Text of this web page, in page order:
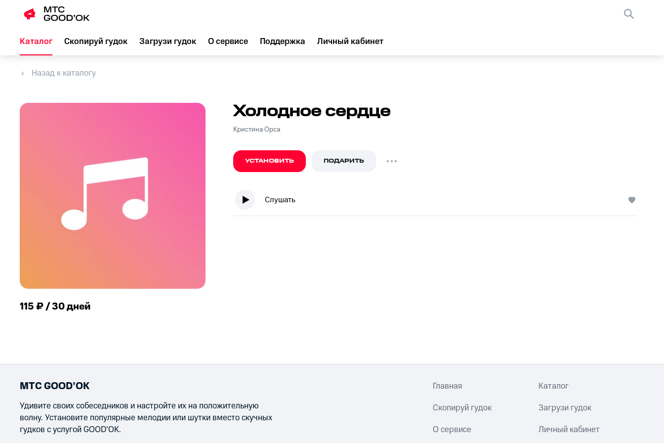
Каталог Скопируй гудок Загрузи гудок О сервисе Поддержка Личный кабинет
Назад к каталогу
115 ₽ / 30 дней
Холодное сердце
Кристина Орса
УСТАНОВИТЬ ПОДАРИТЬ
Слушать
МТС GOOD’OK
Удивите своих собеседников и настройте их на положительную
волну. Установите популярные мелодии или шутки вместо скучных
гудков с услугой GOOD’OK.
Главная Каталог
Скопируй гудок Загрузи гудок
О сервисе Личный кабинет